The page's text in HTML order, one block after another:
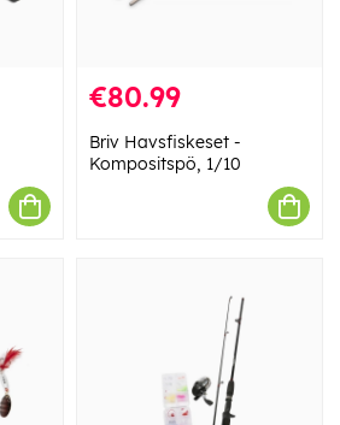
€80.99
Briv Havsfiskeset -
Kompositspö, 1/10